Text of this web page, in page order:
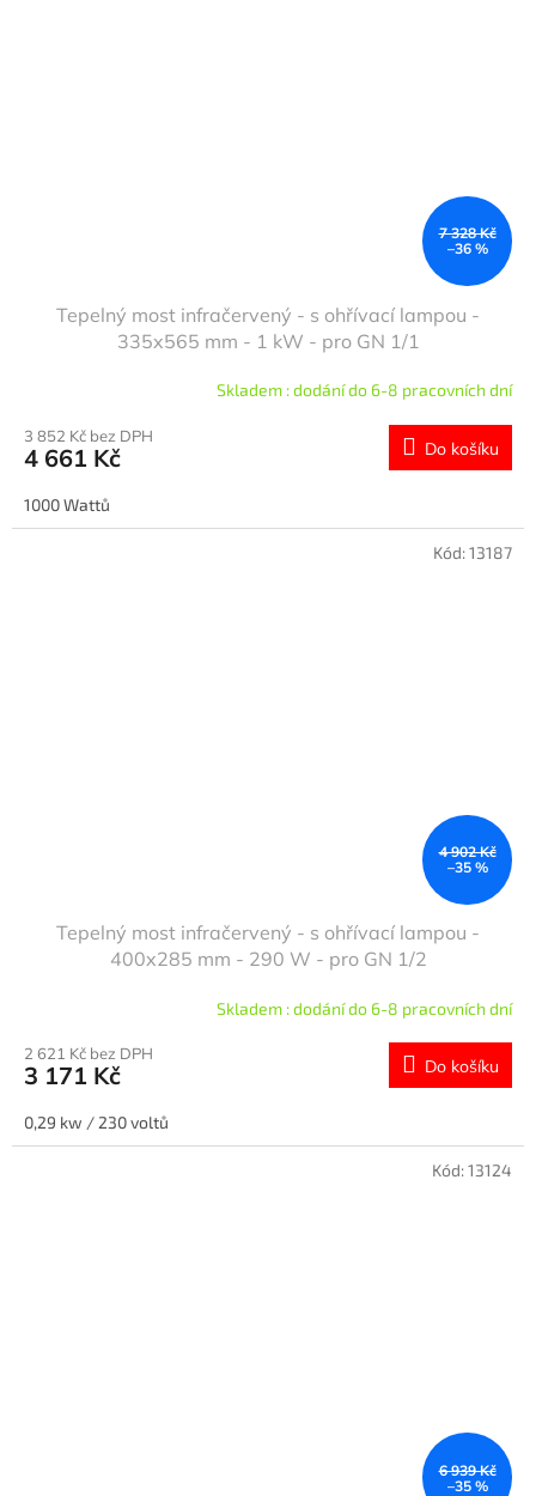
7 328 Kč
–36 %
Tepelný most infračervený - s ohřívací lampou -
335x565 mm - 1 kW - pro GN 1/1
Skladem : dodání do 6-8 pracovních dní
3 852 Kč bez DPH
4 661 Kč Do košíku
1000 Wattů
4 902 Kč
–35 %
Tepelný most infračervený - s ohřívací lampou -
400x285 mm - 290 W - pro GN 1/2
Skladem : dodání do 6-8 pracovních dní
2 621 Kč bez DPH
3 171 Kč Do košíku
0,29 kw / 230 voltů
Kód:13187
6 939 Kč
–35 %
Kód:13124